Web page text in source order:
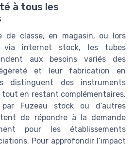
à tous les
de classe, en magasin, ou lors
via internet stock, les tubes
aux besoins variés des
et leur fabrication en
distinguent des instruments
en restant complémentaires.
Fuzeau stock ou d’autres
de répondre à la demande
pour les établissements
Pour approfondir l’impact